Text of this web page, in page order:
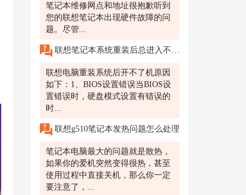
笔记本维修网点和地址很抱歉听到
您的联想笔记本出现硬件故障的问
题。尽管...
联想笔记本系统重装后总进入不了怎么处理
联想电脑重装系统后开不了机原因
如下：1、BIOS设置错误当BIOS设
置错误时，硬盘模式设置有错误的
时...
联想g510笔记本发热问题怎么处理
笔记本电脑最大的问题就是散热，
如果你的爱机突然变得很热，甚至
使用过程中直接关机，那么你一定
要注意了，...